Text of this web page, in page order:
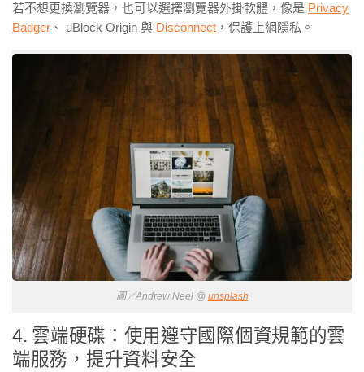
若不想更換瀏覽器，也可以選擇瀏覽器外掛軟體，像是 Privacy
Badger 、 uBlock Origin 與 Disconnect ，保護上網隱私。
圖／Andrew Neel @ unsplash
4. 雲端硬碟：使用遵守國際個資規範的雲
端服務，提升資料安全